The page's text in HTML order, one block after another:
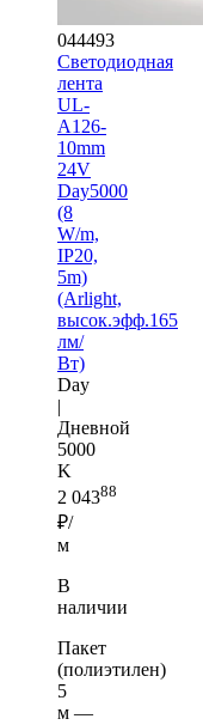
044493
Светодиодная
лента
UL-
A126-
10mm
24V
Day5000
(8
W/m,
IP20,
5m)
(Arlight,
высок.эфф.165
лм/
Вт)
Day
|
Дневной
5000
K
2 04388
₽/
м
В
наличии
Пакет
(полиэтилен)
5
м —